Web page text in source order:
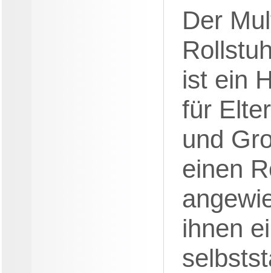
Der
ist ein
für
und
einen
ihnen